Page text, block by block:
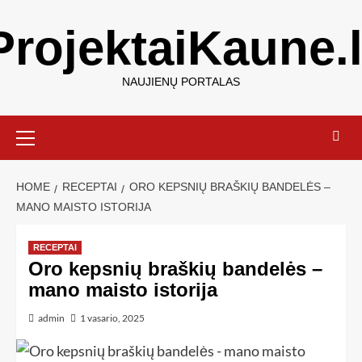
NAUJIENŲ PORTALAS
HOME RECEPTAI
ORO KEPSNIŲ BRAŠKIŲ BANDELĖS –
MANO MAISTO ISTORIJA
RECEPTAI
Oro kepsnių braškių bandelės –
mano maisto istorija
admin 1 vasario, 2025